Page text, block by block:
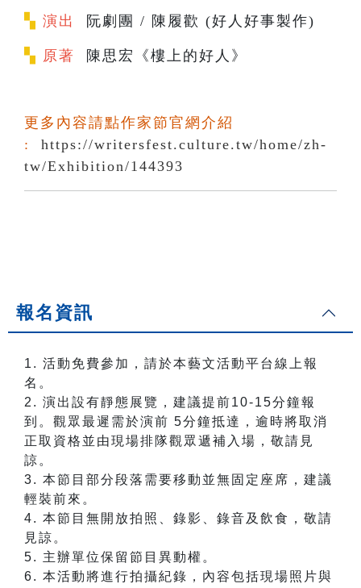
▚ 演出 阮劇團 / 陳履歡 (好人好事製作)
▚ 原著 陳思宏《樓上的好人》
更多內容請點作家節官網介紹
:
https://writersfest.culture.tw/home/zh-
tw/Exhibition/144393
報名資訊
1. 活動免費參加，請於本藝文活動平台線上報
名。
2. 演出設有靜態展覽，建議提前10-15分鐘報
到。觀眾最遲需於演前 5分鐘抵達，逾時將取消
正取資格並由現場排隊觀眾遞補入場，敬請見
諒。
3. 本節目部分段落需要移動並無固定座席，建議
輕裝前來。
4. 本節目無開放拍照、錄影、錄音及飲食，敬請
見諒。
5. 主辦單位保留節目異動權。
6. 本活動將進行拍攝紀錄，內容包括現場照片與